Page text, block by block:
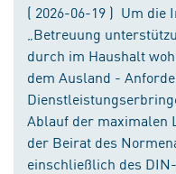
( 2026-06-19 ) Um die
„Betreuung
durch im Haushalt
dem Ausland -
Ablauf der maximalen
der Beirat des
einschließlich des